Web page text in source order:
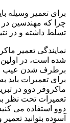
برای تعمیر وسیله
چرا که مهندسین
تسلط داشته و در
نمایندگی تعمیر
شده است، در اولین
برطرف شدن عیب
برای تعمیرات باید
ماکروفر دوو در
تعمیرات تحت نظر
دوو استفاده می
آسوده بتوانید